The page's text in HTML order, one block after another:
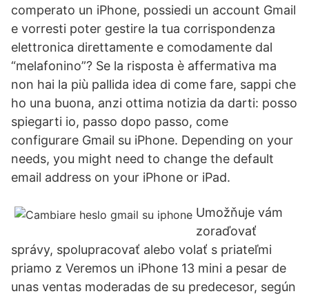
comperato un iPhone, possiedi un account Gmail
e vorresti poter gestire la tua corrispondenza
elettronica direttamente e comodamente dal
“melafonino”? Se la risposta è affermativa ma
non hai la più pallida idea di come fare, sappi che
ho una buona, anzi ottima notizia da darti: posso
spiegarti io, passo dopo passo, come
configurare Gmail su iPhone. Depending on your
needs, you might need to change the default
email address on your iPhone or iPad.
Umožňuje vám
zoraďovať
správy, spolupracovať alebo volať s priateľmi
priamo z Veremos un iPhone 13 mini a pesar de
unas ventas moderadas de su predecesor, según